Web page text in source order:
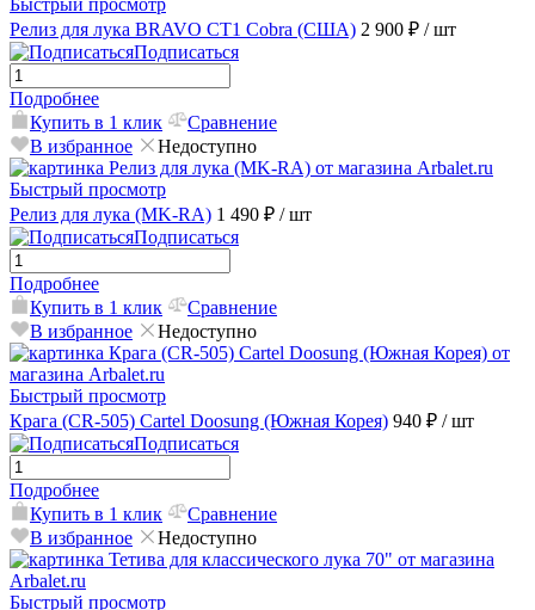
Быстрый просмотр
Релиз для лука BRAVO CT1 Cobra (США) 2 900 ₽ / шт
Подписаться
Подробнее
Купить в 1 клик
Сравнение
В избранное
Недоступно
Быстрый просмотр
Релиз для лука (MK-RA) 1 490 ₽ / шт
Подписаться
Подробнее
Купить в 1 клик
Сравнение
В избранное
Недоступно
Быстрый просмотр
Крага (CR-505) Cartel Doosung (Южная Корея) 940 ₽ / шт
Подписаться
Подробнее
Купить в 1 клик
Сравнение
В избранное
Недоступно
Быстрый просмотр